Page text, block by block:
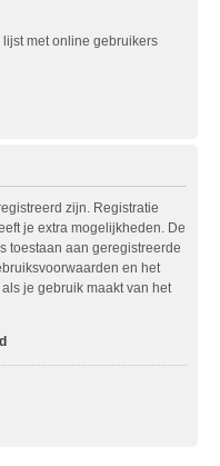
met online gebruikers
zijn. Registratie
je extra mogelijkheden. De
toestaan aan geregistreerde
en het
je gebruik maakt van het